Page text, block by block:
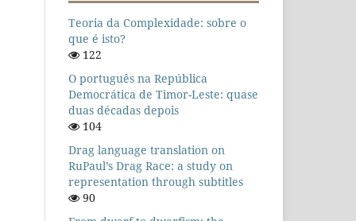
Teoria da Complexidade: sobre o
que é isto?
122
O português na República
Democrática de Timor-Leste: quase
duas décadas depois
104
Drag language translation on
RuPaul’s Drag Race: a study on
representation through subtitles
90